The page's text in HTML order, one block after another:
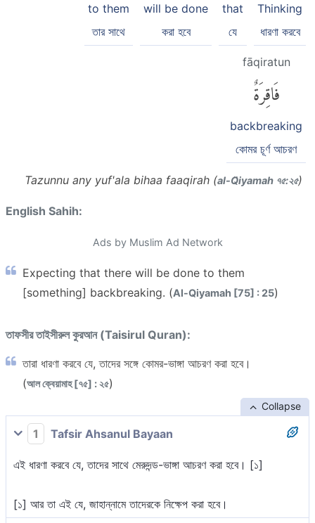
Thinking
ধারণা করবে
that
যে
will be done
করা হবে
to them
তার সাথে
fāqiratun
فَاقِرَةٌ
backbreaking
কোমর চূর্ণ আচরণ
Tazunnu any yuf'ala bihaa faaqirah (al-Q̈iyamah ৭৫:২৫)
English Sahih:
Ads by Muslim Ad Network
Expecting that there will be done to them
[something] backbreaking. (Al-Qiyamah [75] : 25)
তাফসীর তাইসীরুল কুরআন (Taisirul Quran):
তারা ধারণা করবে যে, তাদের সঙ্গে কোমর-ভাঙ্গা আচরণ করা হবে।
(আল ক্বেয়ামাহ [৭৫] : ২৫)
Collapse
1 Tafsir Ahsanul Bayaan
এই ধারণা করবে যে, তাদের সাথে মেরুদন্ড-ভাঙ্গা আচরণ করা হবে। [১]
[১] আর তা এই যে, জাহান্নামে তাদেরকে নিক্ষেপ করা হবে।